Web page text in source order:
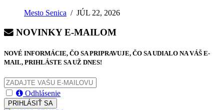
Mesto Senica /JÚL 22, 2026
NOVINKY E-MAILOM
NOVÉ INFORMÁCIE, ČO SA PRIPRAVUJE, ČO SA UDIALO NA VÁŠ E-
MAIL, PRIHLÁSTE SA UŽ DNES!
Odhlásenie
PRIHLÁSIŤ SA